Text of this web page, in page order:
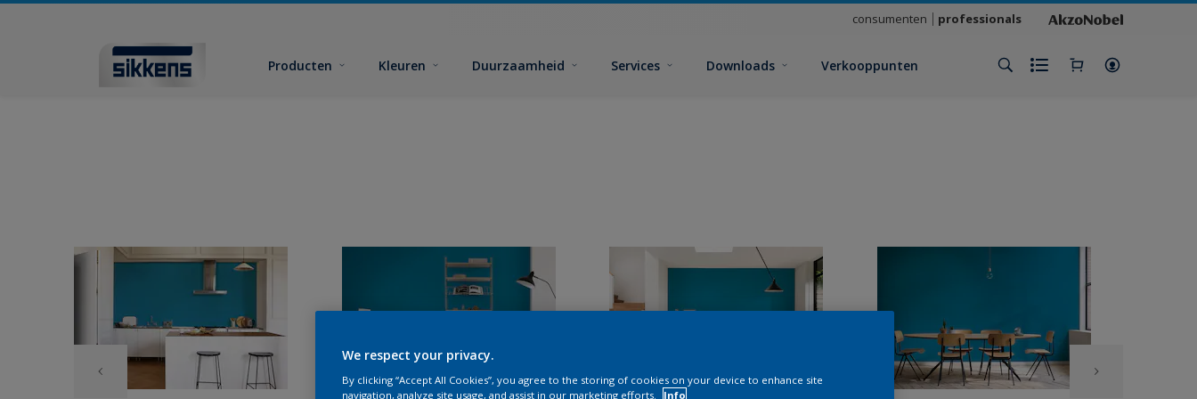
consumenten professionals
Producten Kleuren Duurzaamheid Services Downloads Verkooppunten
We respect your privacy.
By clicking “Accept All Cookies”, you agree to the storing of cookies on your device to enhance site
navigation, analyze site usage, and assist in our marketing efforts.
Info